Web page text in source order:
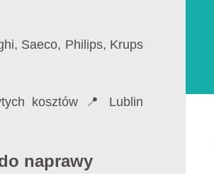
Saeco, Philips, Krups
kosztów 📍 Lublin
naprawy